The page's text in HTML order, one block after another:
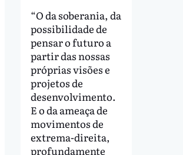
“O da soberania, da
possibilidade de
pensar o futuro a
partir das nossas
próprias visões e
projetos de
desenvolvimento.
E o da ameaça de
movimentos de
extrema-direita,
profundamente